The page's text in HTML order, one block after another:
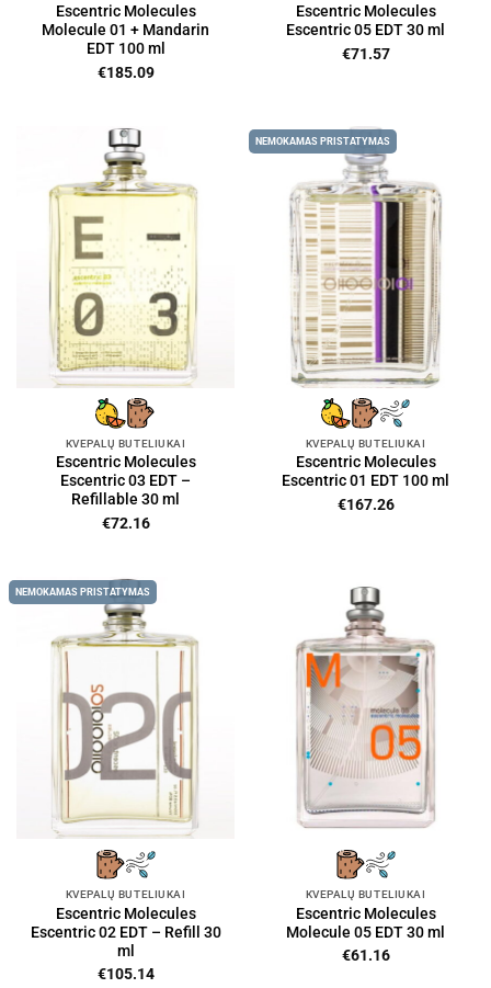
Escentric Molecules
Molecule 01 + Mandarin
EDT 100 ml
€185.09
Escentric Molecules
Escentric 05 EDT 30 ml
€71.57
KVEPALŲ BUTELIUKAI
Escentric Molecules
Escentric 03 EDT –
Refillable 30 ml
€72.16
NEMOKAMAS PRISTATYMAS
KVEPALŲ BUTELIUKAI
Escentric Molecules
Escentric 01 EDT 100 ml
€167.26
NEMOKAMAS PRISTATYMAS
KVEPALŲ BUTELIUKAI
Escentric Molecules
Escentric 02 EDT – Refill 30
ml
€105.14
KVEPALŲ BUTELIUKAI
Escentric Molecules
Molecule 05 EDT 30 ml
€61.16